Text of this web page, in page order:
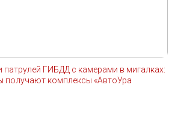
патрулей ГИБДД с камерами в мигалках:
получают комплексы «АвтоУра